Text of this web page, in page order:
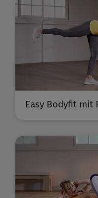
Easy Bodyfit mit